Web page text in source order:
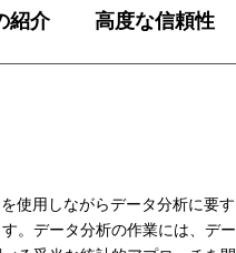
紹介 高度な信頼性
使用しながらデータ分析に要す
。データ分析の作業には、デー